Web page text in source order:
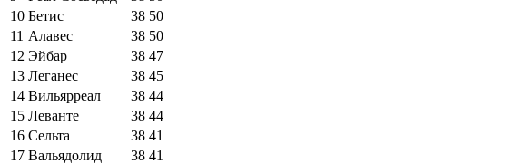
10 Бетис 38 50
11 Алавес 38 50
12 Эйбар 38 47
13 Леганес 38 45
14 Вильярреал 38 44
15 Леванте 38 44
16 Сельта 38 41
17 Вальядолид 38 41